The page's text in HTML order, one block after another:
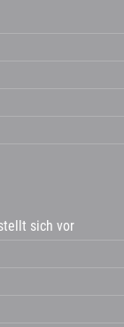
sich vor